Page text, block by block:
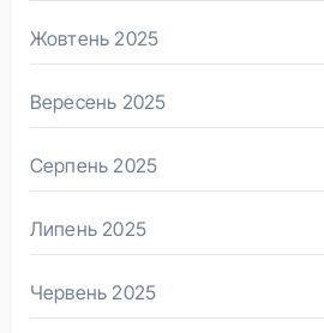
Жовтень 2025
Вересень 2025
Серпень 2025
Липень 2025
Червень 2025